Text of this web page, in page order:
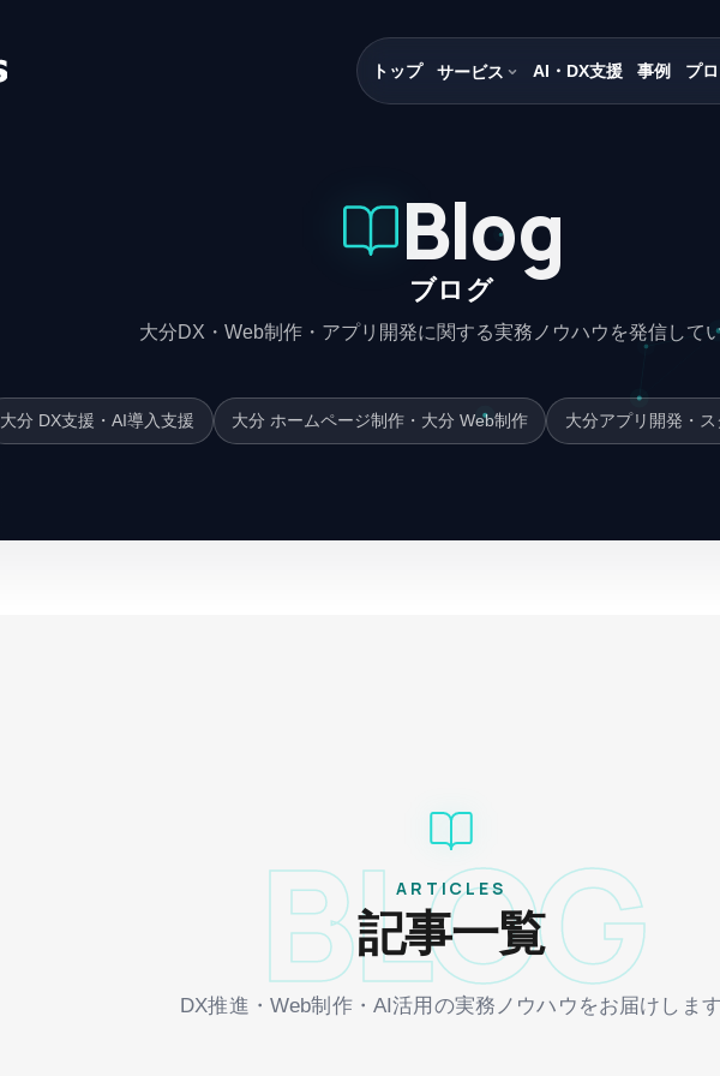
トップ サービス AI・DX支援 事例 プ
Blog
ブログ
大分DX・Web制作・アプリ開発に関する実務ノウハウを発信して
大分 DX支援・AI導入支援 大分 ホームページ制作・大分 Web制作 大分アプリ開発・
BLOG
ARTICLES
記事一覧
DX推進・Web制作・AI活用の実務ノウハウをお届けしま